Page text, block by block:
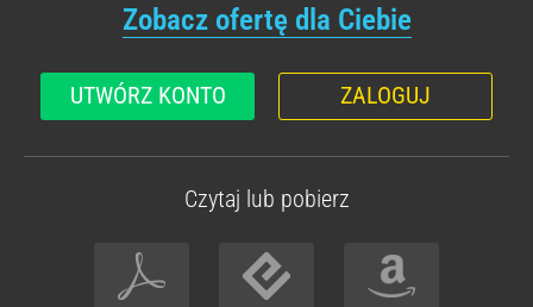
Zobacz ofertę dla Ciebie
UTWÓRZ KONTO ZALOGUJ
Czytaj lub pobierz